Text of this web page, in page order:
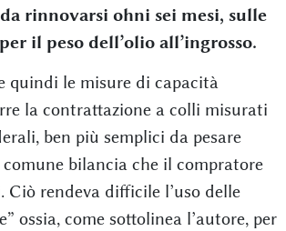
rinnovarsi ohni sei mesi, sulle
il peso dell’olio all’ingrosso.
quindi le misure di capacità
la contrattazione a colli misurati
ben più semplici da pesare
bilancia che il compratore
Ciò rendeva difficile l’uso delle
ossia, come sottolinea l’autore, per